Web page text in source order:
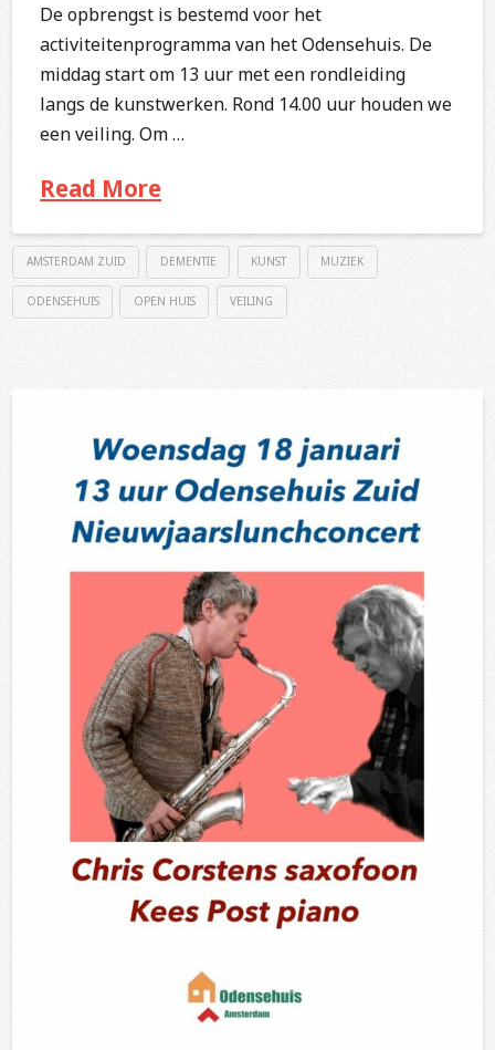
De opbrengst is bestemd voor het
activiteitenprogramma van het Odensehuis. De
middag start om 13 uur met een rondleiding
langs de kunstwerken. Rond 14.00 uur houden we
een veiling. Om …
Read More
AMSTERDAM ZUID DEMENTIE KUNST MUZIEK
ODENSEHUIS OPEN HUIS VEILING